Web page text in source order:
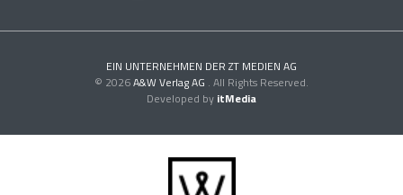
EIN UNTERNEHMEN DER ZT MEDIEN AG
© 2026A&W Verlag AG . All Rights Reserved.
Developed by itMedia